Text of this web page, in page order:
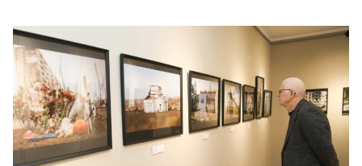
Kultūra
Bizness
Video